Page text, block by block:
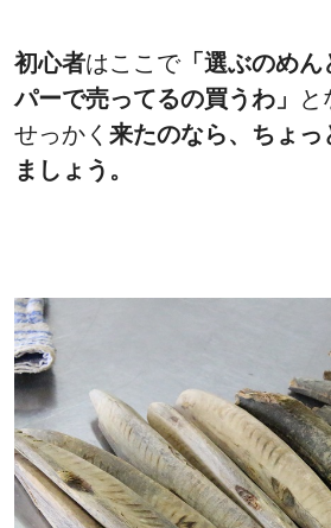
初心者はここで「選ぶのめん
パーで売ってるの買うわ」
と
せっかく 来たのなら、ちょ
ましょう。